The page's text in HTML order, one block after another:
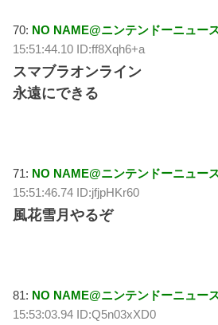
70: NO NAME@ニンテンドーニュー
15:51:44.10 ID:ff8Xqh6+a
スマブラオンライン
永遠にできる
71: NO NAME@ニンテンドーニュー
15:51:46.74 ID:jfjpHKr60
風花雪月やるぞ
81: NO NAME@ニンテンドーニュー
15:53:03.94 ID:Q5n03xXD0